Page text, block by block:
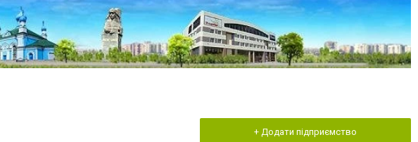
+ Додати підприємство